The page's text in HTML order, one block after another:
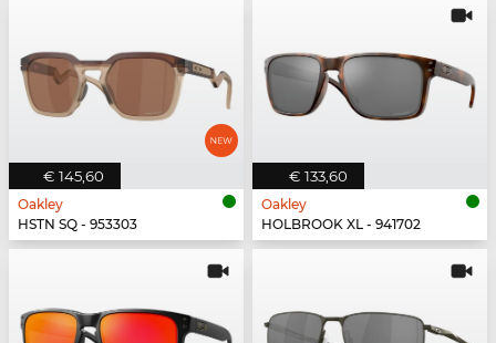
€ 145,60
Oakley
HSTN SQ - 953303
€ 133,60
Oakley
HOLBROOK XL - 941702